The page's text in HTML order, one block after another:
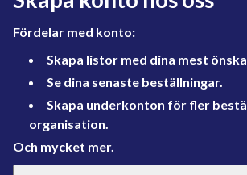
Fördelar med konto:
Skapa listor med dina mest
Se dina senaste beställningar.
Skapa underkonton för fler
organisation.
Och mycket mer.